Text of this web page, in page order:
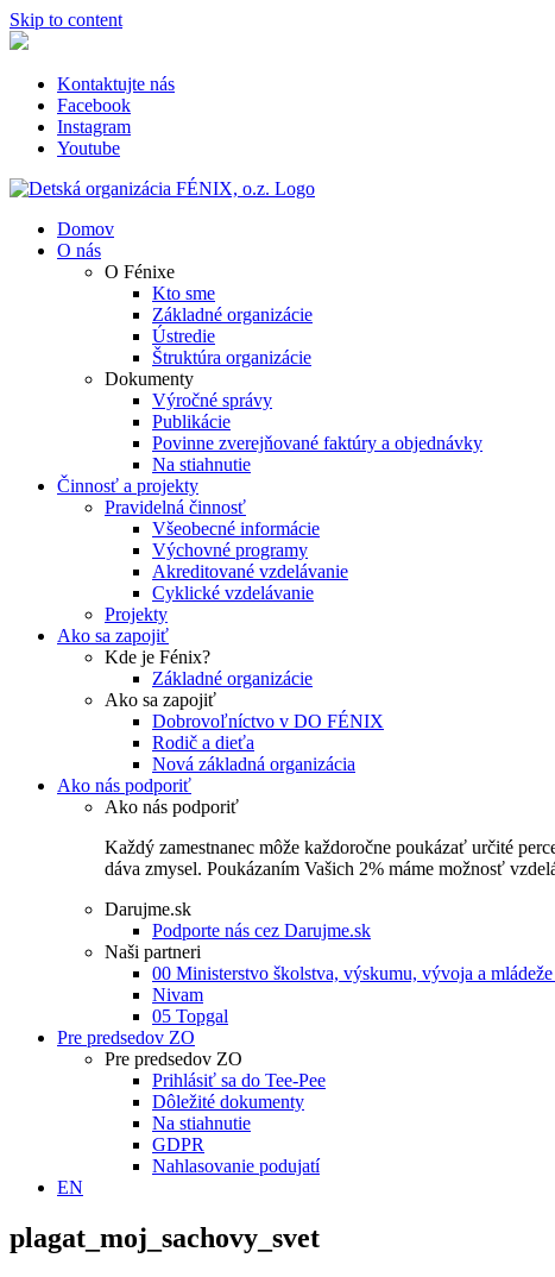
Skip to content
Kontaktujte nás
Facebook
Instagram
Youtube
Domov
O nás
O Fénixe
Kto sme
Základné organizácie
Ústredie
Štruktúra organizácie
Dokumenty
Výročné správy
Publikácie
Povinne zverejňované faktúry a objednávky
Na stiahnutie
Činnosť a projekty
Pravidelná činnosť
Všeobecné informácie
Výchovné programy
Akreditované vzdelávanie
Cyklické vzdelávanie
Projekty
Ako sa zapojiť
Kde je Fénix?
Základné organizácie
Ako sa zapojiť
Dobrovoľníctvo v DO FÉNIX
Rodič a dieťa
Nová základná organizácia
Ako nás podporiť
Ako nás podporiť
Každý zamestnanec môže každoročne poukázať určité
dáva zmysel. Poukázaním Vašich 2% máme možnosť
Darujme.sk
Podporte nás cez Darujme.sk
Naši partneri
00 Ministerstvo školstva, výskumu, vývoja a mládeže
Nivam
05 Topgal
Pre predsedov ZO
Pre predsedov ZO
Prihlásiť sa do Tee-Pee
Dôležité dokumenty
Na stiahnutie
GDPR
Nahlasovanie podujatí
EN
plagat_moj_sachovy_svet